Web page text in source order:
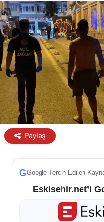
Paylaş
GGoogle Tercih Edilen
Eskisehir.net’i
YEMEK
ESKİŞEHİR
Eskişehir Haber
Eskişehir Hava
Eskişehir Tramvay
Eskişehir Otobüs
Haber Arşivi